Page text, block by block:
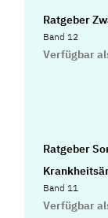
Ratgeber
Band 12
Verfügbar
Ratgeber
Band 11
Verfügbar